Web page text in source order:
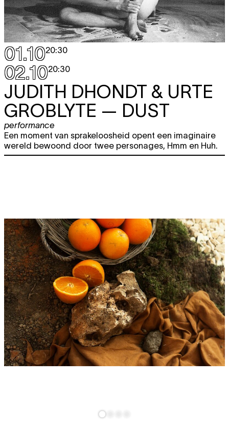
01.1020:30
02.1020:30
JUDITH DHONDT & URTE
GROBLYTE — DUST
performance
Een moment van sprakeloosheid opent een imaginaire
wereld bewoond door twee personages, Hmm en Huh.